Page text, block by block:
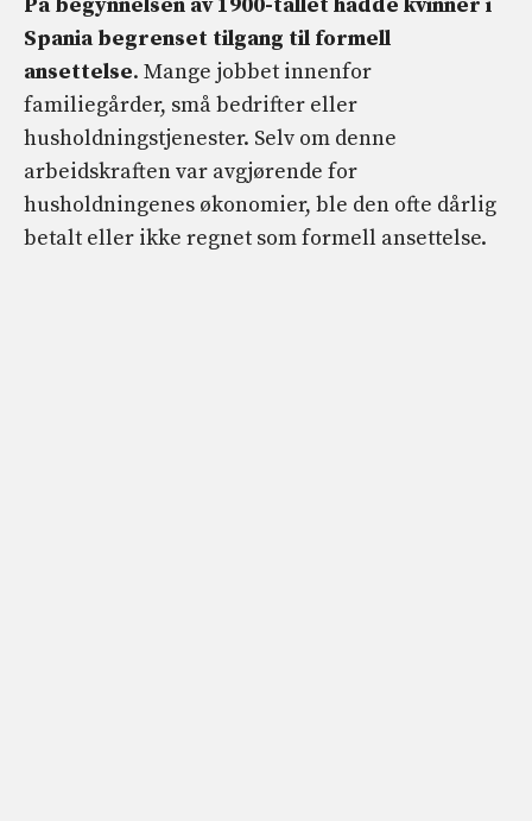
Spania begrenset tilgang til formell
ansettelse. Mange jobbet innenfor
familiegårder, små bedrifter eller
husholdningstjenester. Selv om denne
arbeidskraften var avgjørende for
husholdningenes økonomier, ble den ofte dårlig
betalt eller ikke regnet som formell ansettelse.